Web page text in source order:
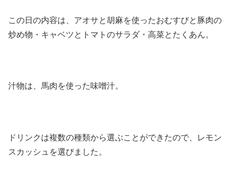
この日の内容は、アオサと胡麻を使ったおむすびと豚肉の
炒め物・キャベツとトマトのサラダ・高菜とたくあん。
汁物は、馬肉を使った味噌汁。
ドリンクは複数の種類から選ぶことができたので、レモン
スカッシュを選びました。